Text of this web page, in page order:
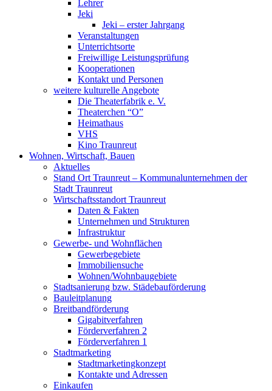
Lehrer
Jeki
Jeki – erster Jahrgang
Veranstaltungen
Unterrichtsorte
Freiwillige Leistungsprüfung
Kooperationen
Kontakt und Personen
weitere kulturelle Angebote
Die Theaterfabrik e. V.
Theaterchen “O”
Heimathaus
VHS
Kino Traunreut
Wohnen, Wirtschaft, Bauen
Aktuelles
Stand Ort Traunreut – Kommunalunternehmen der
Stadt Traunreut
Wirtschaftsstandort Traunreut
Daten & Fakten
Unternehmen und Strukturen
Infrastruktur
Gewerbe- und Wohnflächen
Gewerbegebiete
Immobiliensuche
Wohnen/Wohnbaugebiete
Stadtsanierung bzw. Städebauförderung
Bauleitplanung
Breitbandförderung
Gigabitverfahren
Förderverfahren 2
Förderverfahren 1
Stadtmarketing
Stadtmarketingkonzept
Kontakte und Adressen
Einkaufen